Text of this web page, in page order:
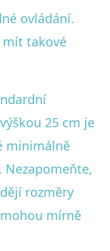
ovládání.
mít takové
25 cm je
minimálně
Nezapomeňte,
rozměry
mírně